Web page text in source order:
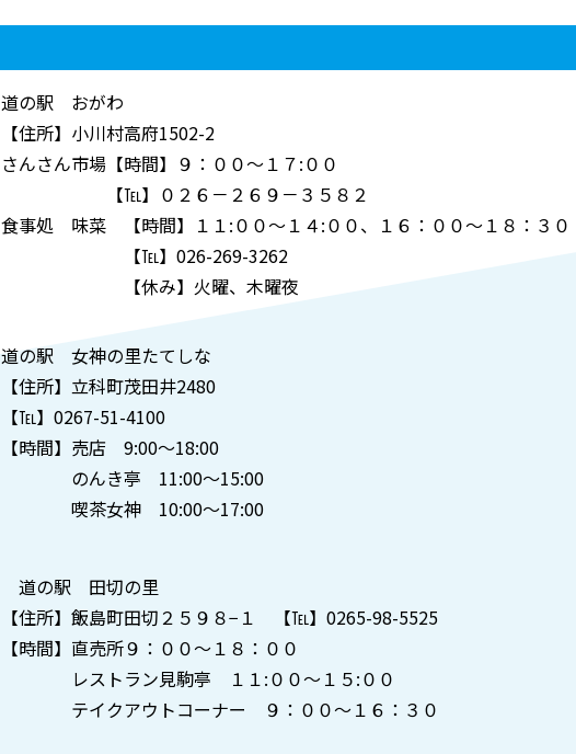
道の駅 おがわ
【住所】小川村高府1502-2
さんさん市場【時間】９：００～１７:００
【℡】０２６－２６９－３５８２
食事処 味菜 【時間】１１:００～１４:００、１６：００～１８：３０
【℡】026-269-3262
【休み】火曜、木曜夜
道の駅 女神の里たてしな
【住所】立科町茂田井2480
【℡】0267-51-4100
【時間】売店 9:00〜18:00
のんき亭 11:00〜15:00
喫茶女神 10:00～17:00
道の駅 田切の里
【住所】飯島町田切２５９８−１ 【℡】0265-98-5525
【時間】直売所９：００～１８：００
レストラン見駒亭 １１:００～１５:００
テイクアウトコーナー ９：００～１６：３０